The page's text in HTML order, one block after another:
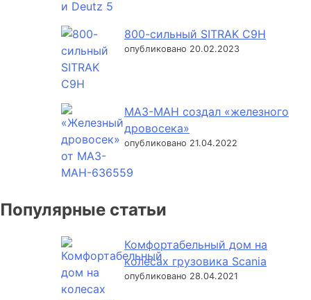
800-сильный SITRAK C9H
опубликовано 20.02.2023
МАЗ-МАН создал «железного
дровосека»
опубликовано 21.04.2022
Популярные статьи
Комфортабельный дом на
колесах грузовика Scania
опубликовано 28.04.2021